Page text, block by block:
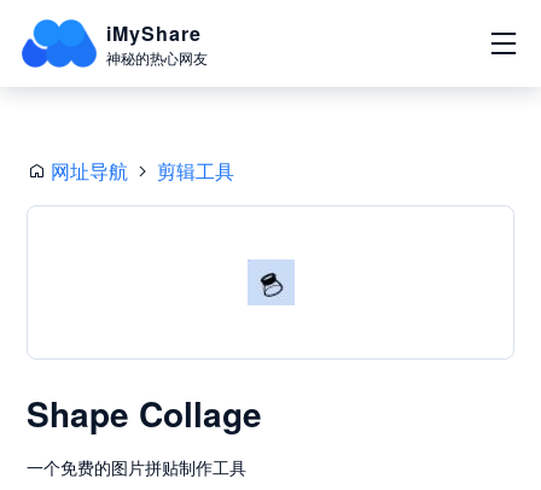
iMyShare
神秘的热心网友
网址导航 剪辑工具
Shape Collage
一个免费的图片拼贴制作工具